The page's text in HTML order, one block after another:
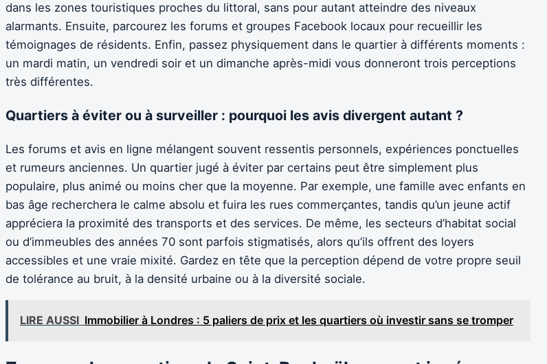
dans les zones touristiques proches du littoral, sans pour autant atteindre des niveaux
alarmants. Ensuite, parcourez les forums et groupes Facebook locaux pour recueillir les
témoignages de résidents. Enfin, passez physiquement dans le quartier à différents moments :
un mardi matin, un vendredi soir et un dimanche après-midi vous donneront trois perceptions
très différentes.
Quartiers à éviter ou à surveiller : pourquoi les avis divergent autant ?
Les forums et avis en ligne mélangent souvent ressentis personnels, expériences ponctuelles
et rumeurs anciennes. Un quartier jugé à éviter par certains peut être simplement plus
populaire, plus animé ou moins cher que la moyenne. Par exemple, une famille avec enfants en
bas âge recherchera le calme absolu et fuira les rues commerçantes, tandis qu’un jeune actif
appréciera la proximité des transports et des services. De même, les secteurs d’habitat social
ou d’immeubles des années 70 sont parfois stigmatisés, alors qu’ils offrent des loyers
accessibles et une vraie mixité. Gardez en tête que la perception dépend de votre propre seuil
de tolérance au bruit, à la densité urbaine ou à la diversité sociale.
LIRE AUSSI Immobilier à Londres : 5 paliers de prix et les quartiers où investir sans se tromper